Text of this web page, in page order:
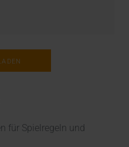
für Spielregeln und